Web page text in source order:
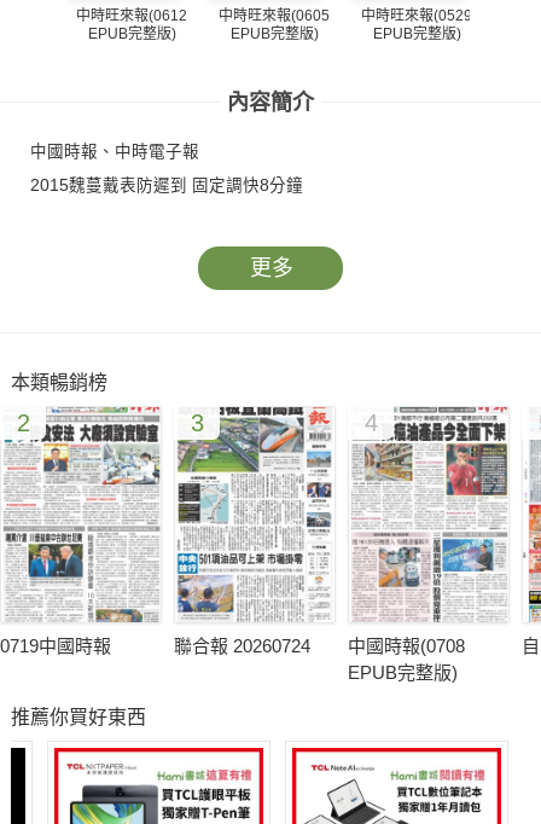
中時旺來報(0612
EPUB完整版)
中時旺來報(0605
EPUB完整版)
中時旺來報(0529
EPUB完整版)
內容簡介
中國時報、中時電子報
2015魏蔓戴表防遲到 固定調快8分鐘
更多
本類暢銷榜
2
0719中國時報
3
聯合報 20260724
4
中國時報(0708
EPUB完整版)
推薦你買好東西